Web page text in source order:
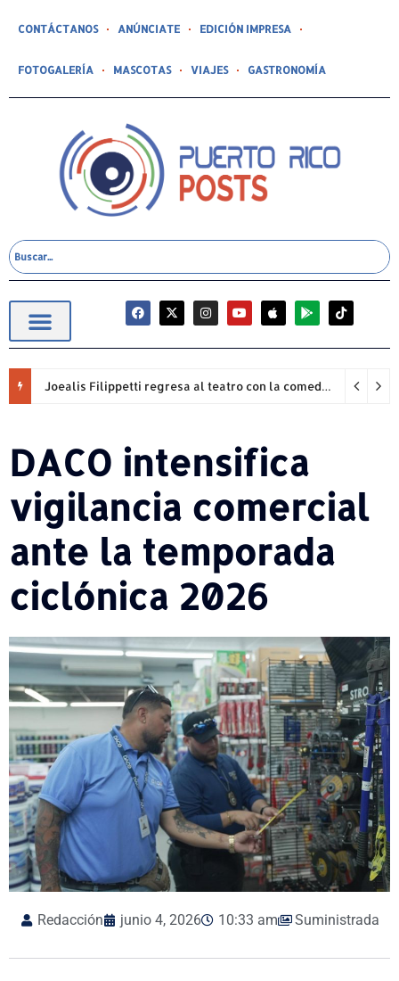
CONTÁCTANOS ANÚNCIATE EDICIÓN IMPRESA
FOTOGALERÍA MASCOTAS VIAJES GASTRONOMÍA
Joealis Filippetti regresa al teatro con la comedia “Una Cristiana Rookie… ¡Qué Papelón!”
DACO intensifica
vigilancia comercial
ante la temporada
ciclónica 2026
Redacción junio 4, 2026 10:33 am Suministrada